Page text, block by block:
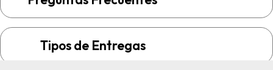
Tipos de Entregas